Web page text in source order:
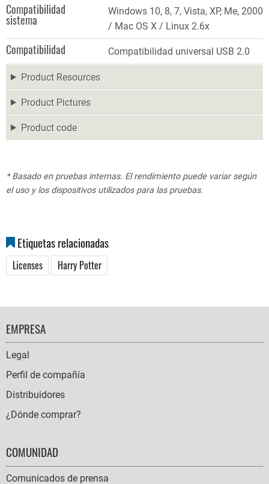
Compatibilidad
sistema
Windows 10, 8, 7, Vista, XP, Me, 2000
/ Mac OS X / Linux 2.6x
Compatibilidad Compatibilidad universal USB 2.0
Product Resources
Product Pictures
Product code
* Basado en pruebas internas. El rendimiento puede variar según
el uso y los dispositivos utilizados para las pruebas.
Etiquetas relacionadas
Licenses Harry Potter
FOOTER
NAVIGATION
EMPRESA
Legal
Perfil de compañía
Distribuidores
¿Dónde comprar?
COMUNIDAD
Comunicados de prensa